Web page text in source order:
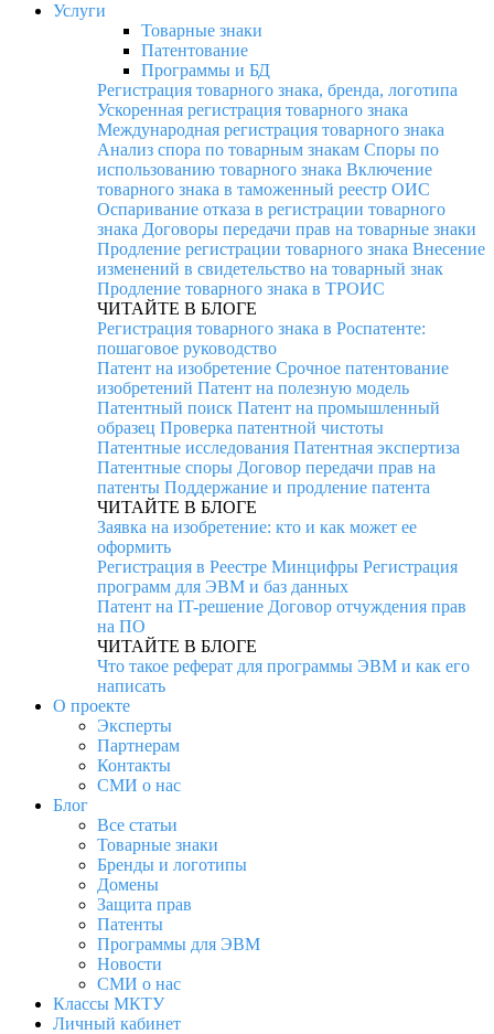
Услуги
Товарные знаки
Патентование
Программы и БД
Регистрация товарного знака, бренда, логотипа
Ускоренная регистрация товарного знака
Международная регистрация товарного знака
Анализ спора по товарным знакам Споры по
использованию товарного знака Включение
товарного знака в таможенный реестр ОИС
Оспаривание отказа в регистрации товарного
знака Договоры передачи прав на товарные знаки
Продление регистрации товарного знака Внесение
изменений в свидетельство на товарный знак
Продление товарного знака в ТРОИС
ЧИТАЙТЕ В БЛОГЕ
Регистрация товарного знака в Роспатенте:
пошаговое руководство
Патент на изобретение Срочное патентование
изобретений Патент на полезную модель
Патентный поиск Патент на промышленный
образец Проверка патентной чистоты
Патентные исследования Патентная экспертиза
Патентные споры Договор передачи прав на
патенты Поддержание и продление патента
ЧИТАЙТЕ В БЛОГЕ
Заявка на изобретение: кто и как может ее
оформить
Регистрация в Реестре Минцифры Регистрация
программ для ЭВМ и баз данных
Патент на IT-решение Договор отчуждения прав
на ПО
ЧИТАЙТЕ В БЛОГЕ
Что такое реферат для программы ЭВМ и как его
написать
О проекте
Эксперты
Партнерам
Контакты
СМИ о нас
Блог
Все статьи
Товарные знаки
Бренды и логотипы
Домены
Защита прав
Патенты
Программы для ЭВМ
Новости
СМИ о нас
Классы МКТУ
Личный кабинет